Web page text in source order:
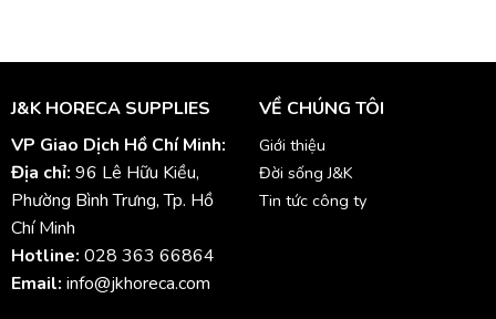
J&K HORECA SUPPLIES
VP Giao Dịch Hồ Chí Minh:
Địa chỉ: 96 Lê Hữu Kiều,
Phường Bình Trưng, Tp. Hồ
Chí Minh
Hotline: 028 363 66864
Email: info@jkhoreca.com
VỀ CHÚNG TÔI
Giới thiệu
Đời sống J&K
Tin tức công ty